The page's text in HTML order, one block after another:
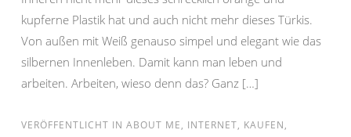
kupferne Plastik hat und auch nicht mehr dieses Türkis.
Von außen mit Weiß genauso simpel und elegant wie das
silbernen Innenleben. Damit kann man leben und
arbeiten. Arbeiten, wieso denn das? Ganz […]
VERÖFFENTLICHT IN ABOUT ME, INTERNET, KAUFEN,